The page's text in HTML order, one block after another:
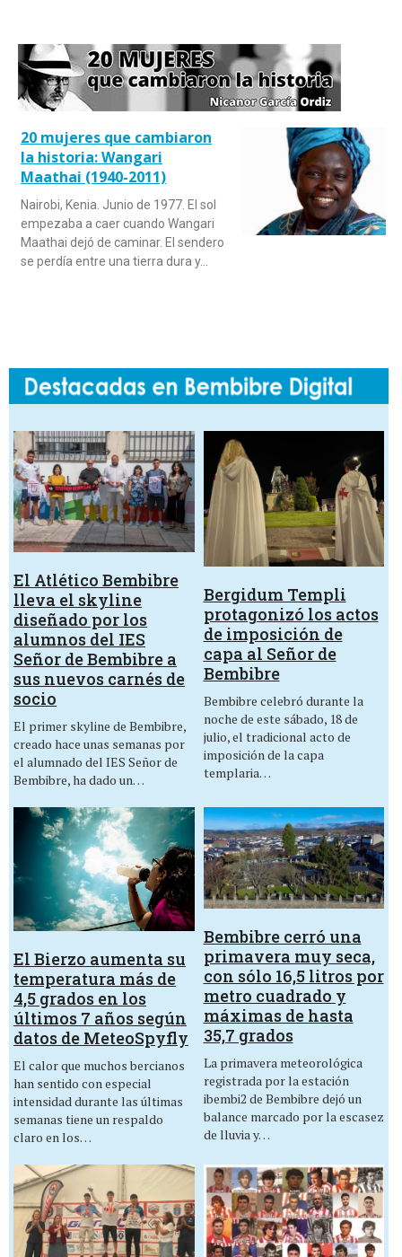
20 mujeres que cambiaron
la historia: Wangari
Maathai (1940-2011)
Nairobi, Kenia. Junio de 1977. El sol
empezaba a caer cuando Wangari
Maathai dejó de caminar. El sendero
se perdía entre una tierra dura y…
El Atlético Bembibre
lleva el skyline
diseñado por los
alumnos del IES
Señor de Bembibre a
sus nuevos carnés de
socio
El primer skyline de Bembibre,
creado hace unas semanas por
el alumnado del IES Señor de
Bembibre, ha dado un…
Bergidum Templi
protagonizó los actos
de imposición de
capa al Señor de
Bembibre
Bembibre celebró durante la
noche de este sábado, 18 de
julio, el tradicional acto de
imposición de la capa
templaria…
El Bierzo aumenta su
temperatura más de
4,5 grados en los
últimos 7 años según
datos de MeteoSpyfly
El calor que muchos bercianos
han sentido con especial
intensidad durante las últimas
semanas tiene un respaldo
claro en los…
Bembibre cerró una
primavera muy seca,
con sólo 16,5 litros por
metro cuadrado y
máximas de hasta
35,7 grados
La primavera meteorológica
registrada por la estación
ibembi2 de Bembibre dejó un
balance marcado por la escasez
de lluvia y…